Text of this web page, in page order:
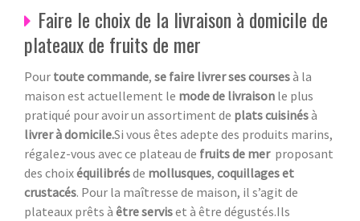
Faire le choix de la livraison à domicile de
plateaux de fruits de mer
Pour toute commande, se faire livrer ses coursesà la
maison est actuellement le mode de livraison le plus
pratiqué pour avoir un assortiment de plats cuisinésà
livrer à domicile.Si vous êtes adepte des produits marins,
régalez-vous avec ce plateau de fruits de mer proposant
des choixéquilibrésde mollusques, coquillages et
crustacés. Pour la maîtresse de maison, il s’agit de
plateaux prêts à être serviset à être dégustés.Ils